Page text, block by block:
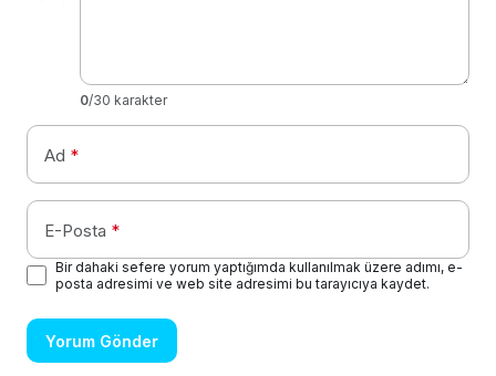
0/30 karakter
Ad *
E-Posta *
Bir dahaki sefere yorum yaptığımda kullanılmak üzere adımı, e-
posta adresimi ve web site adresimi bu tarayıcıya kaydet.
Yorum Gönder